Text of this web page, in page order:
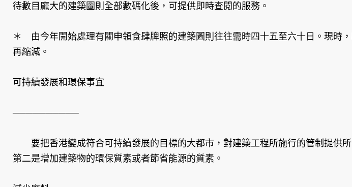
待數目龐大的建築圖則全部數碼化後，可提供即時查閱的服務。
＊ 由今年開始處理有關申領食肆牌照的建築圖則往往需時四十五至六十日。現時
再縮減。
可持續發展和環保事宜
──────────
要把香港變成符合可持續發展的目標的大都市，對建築工程所施行的管制提供
第二是增加建築物的環保質素或者節省能源的質素。